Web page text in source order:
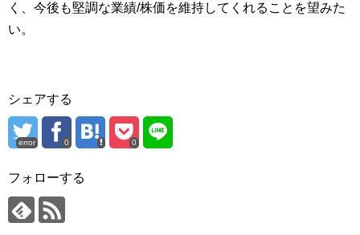
く、今後も堅調な業績/株価を維持してくれることを望みた
い。
シェアする
error 0 0
フォローする